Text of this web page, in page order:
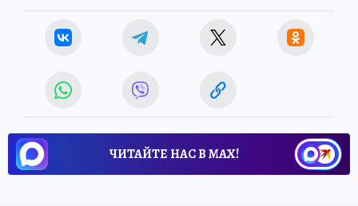
ЧИТАЙТЕ НАС В МАХ!